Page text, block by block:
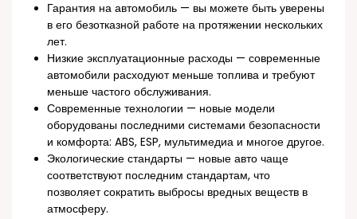
Гарантия на автомобиль — вы можете быть уверены
в его безотказной работе на протяжении нескольких
лет.
Низкие эксплуатационные расходы — современные
автомобили расходуют меньше топлива и требуют
меньше частого обслуживания.
Современные технологии — новые модели
оборудованы последними системами безопасности
и комфорта: ABS, ESP, мультимедиа и многое другое.
Экологические стандарты — новые авто чаще
соответствуют последним стандартам, что
позволяет сократить выбросы вредных веществ в
атмосферу.